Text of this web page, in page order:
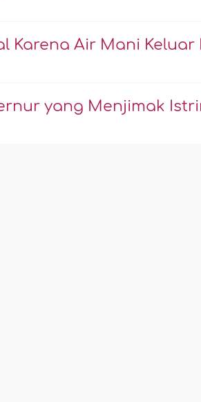
Karena Air Mani Keluar
yang Menjimak